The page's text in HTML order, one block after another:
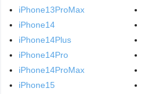
iPhone13ProMax
iPhone14
iPhone14Plus
iPhone14Pro
iPhone14ProMax
iPhone15